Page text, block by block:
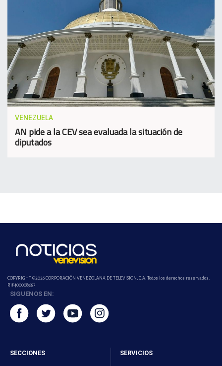
VENEZUELA
AN pide a la CEV sea evaluada la situación de
diputados
COPYRIGHT ©2026 CORPORACIÓN VENEZOLANA DE TELEVISION, C.A. Todos los derechos reservados.
Rif-j000089337
SIGUENOS EN:
SECCIONES SERVICIOS